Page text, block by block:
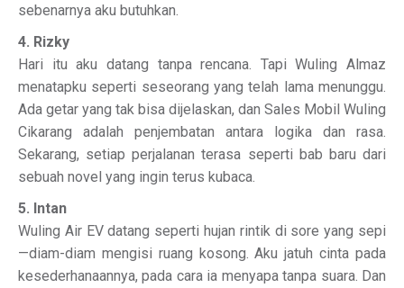
sebenarnya aku butuhkan.
4. Rizky
Hari itu aku datang tanpa rencana. Tapi Wuling Almaz
menatapku seperti seseorang yang telah lama menunggu.
Ada getar yang tak bisa dijelaskan, dan Sales Mobil Wuling
Cikarang adalah penjembatan antara logika dan rasa.
Sekarang, setiap perjalanan terasa seperti bab baru dari
sebuah novel yang ingin terus kubaca.
5. Intan
Wuling Air EV datang seperti hujan rintik di sore yang sepi
—diam-diam mengisi ruang kosong. Aku jatuh cinta pada
kesederhanaannya, pada cara ia menyapa tanpa suara. Dan